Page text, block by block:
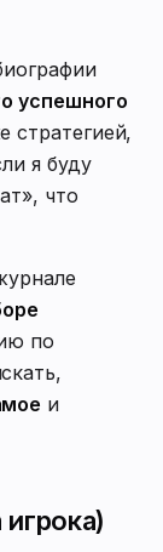
успешного
стратегией,
я буду
что
по
и